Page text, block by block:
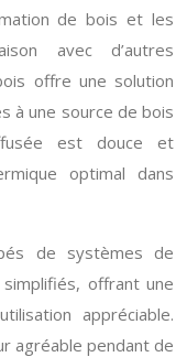
de bois et les
avec d’autres
offre une solution
à une source de bois
est douce et
optimal dans
de systèmes de
offrant une
appréciable.
agréable pendant de